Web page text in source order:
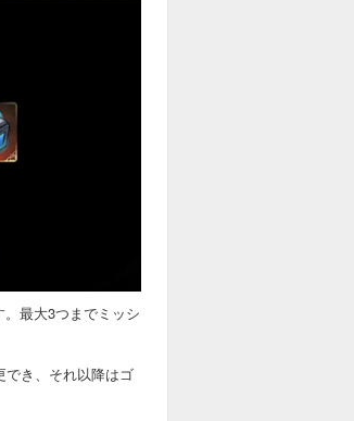
最大3つまでミッシ
でき、それ以降はゴ